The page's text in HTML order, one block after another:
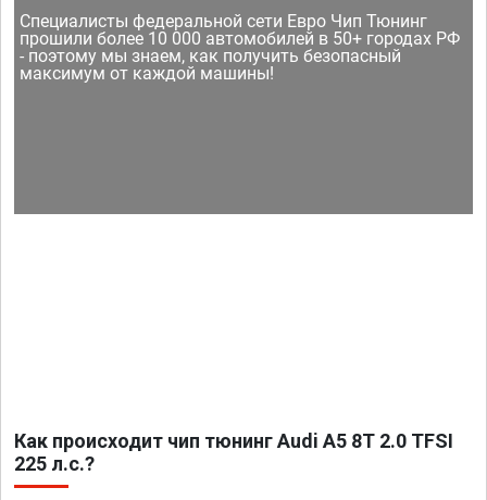
Специалисты федеральной сети Евро Чип Тюнинг
прошили более 10 000 автомобилей в 50+ городах РФ
- поэтому мы знаем, как получить безопасный
максимум от каждой машины!
Как происходит чип тюнинг Audi A5 8T 2.0 TFSI
225 л.с.?